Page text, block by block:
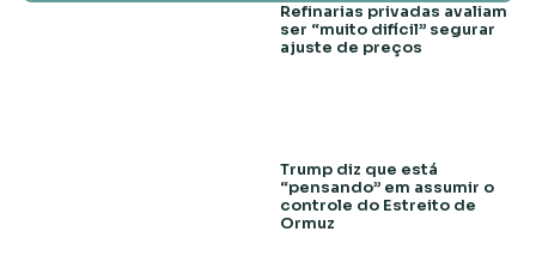
Refinarias privadas avaliam
ser “muito difícil” segurar
ajuste de preços
Trump diz que está
“pensando” em assumir o
controle do Estreito de
Ormuz